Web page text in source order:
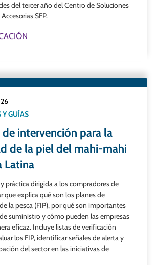
del tercer año del Centro de Soluciones
SFP.
Y GUÍAS
de intervención para la
de la piel del mahi-mahi
Latina
práctica dirigida a los compradores de
que explica qué son los planes de
la pesca (FIP), por qué son importantes
suministro y cómo pueden las empresas
eficaz. Incluye listas de verificación
los FIP, identificar señales de alerta y
del sector en las iniciativas de